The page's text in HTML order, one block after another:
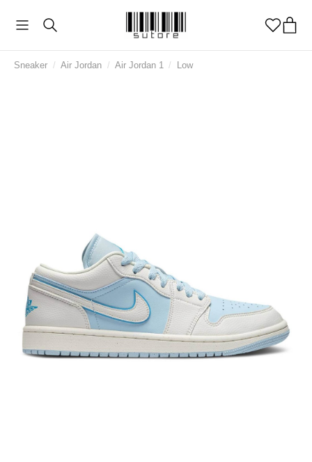
Sneaker / Air Jordan / Air Jordan 1 / Low